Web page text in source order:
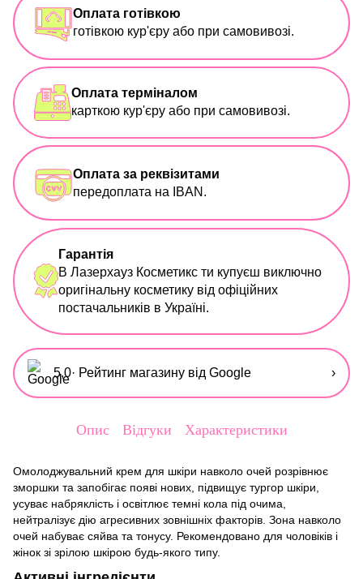
Оплата готівкою
готівкою кур'єру або при самовивозі.
Оплата терміналом
карткою кур'єру або при самовивозі.
Оплата за реквізитами
передоплата на IBAN.
Гарантія
В Лазерхауз Косметикс ти купуєш виключно
оригінальну косметику від офіційних
постачальників в Україні.
5,0· Рейтинг магазину від Google ›
Опис Відгуки Характеристики
Омолоджувальний крем для шкіри навколо очей розрівнює
зморшки та запобігає появі нових, підвищує тургор шкіри,
усуває набряклість і освітлює темні кола під очима,
нейтралізує дію агресивних зовнішніх факторів. Зона навколо
очей набуває сяйва та тонусу. Рекомендовано для чоловіків і
жінок зі зрілою шкірою будь-якого типу.